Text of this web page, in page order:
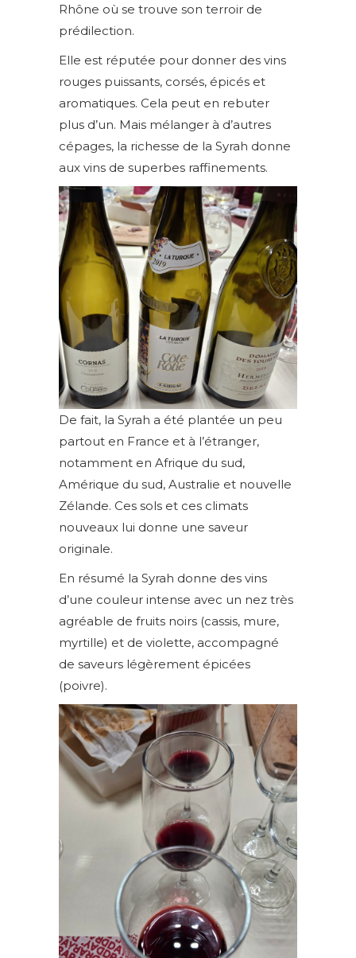
Rhône où se trouve son terroir de
prédilection.
Elle est réputée pour donner des vins
rouges puissants, corsés, épicés et
aromatiques. Cela peut en rebuter
plus d’un. Mais mélanger à d’autres
cépages, la richesse de la Syrah donne
aux vins de superbes raffinements.
De fait, la Syrah a été plantée un peu
partout en France et à l’étranger,
notamment en Afrique du sud,
Amérique du sud, Australie et nouvelle
Zélande. Ces sols et ces climats
nouveaux lui donne une saveur
originale.
En résumé la Syrah donne des vins
d’une couleur intense avec un nez très
agréable de fruits noirs (cassis, mure,
myrtille) et de violette, accompagné
de saveurs légèrement épicées
(poivre).